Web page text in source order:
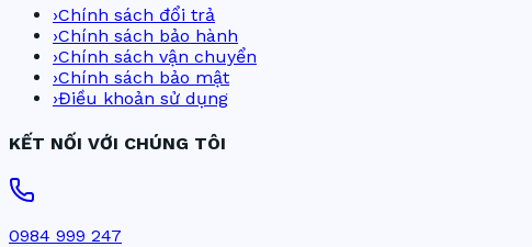
›Chính sách đổi trả
›Chính sách bảo hành
›Chính sách vận chuyển
›Chính sách bảo mật
›Điều khoản sử dụng
KẾT NỐI VỚI CHÚNG TÔI
0984 999 247